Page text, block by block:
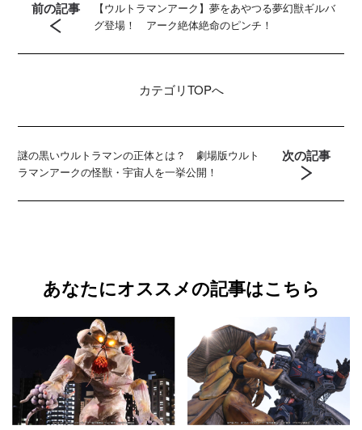
前の記事
【ウルトラマンアーク】夢をあやつる夢幻獣ギルバ
グ登場！ アーク絶体絶命のピンチ！
カテゴリTOPへ
謎の黒いウルトラマンの正体とは？ 劇場版ウルト
ラマンアークの怪獣・宇宙人を一挙公開！
次の記事
あなたにオススメの記事はこちら